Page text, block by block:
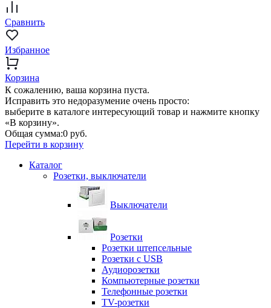
Сравнить
Избранное
Корзина
К сожалению, ваша корзина пуста.
Исправить это недоразумение очень просто:
выберите в каталоге интересующий товар и нажмите кнопку
«В корзину».
Общая сумма:0 руб.
Перейти в корзину
Каталог
Розетки, выключатели
Выключатели
Розетки
Розетки штепсельные
Розетки с USB
Аудиорозетки
Компьютерные розетки
Телефонные розетки
TV-розетки